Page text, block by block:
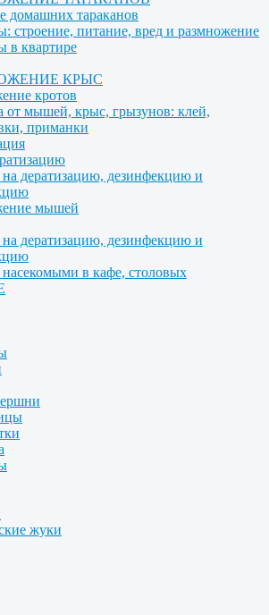
домашних тараканов
строение, питание, вред и размножение
в квартире
КРЫС
кротов
от мышей, крыс, грызунов: клей,
приманки
дератизацию, дезинфекцию и
мышей
дератизацию, дезинфекцию и
насекомыми в кафе, столовых
жуки